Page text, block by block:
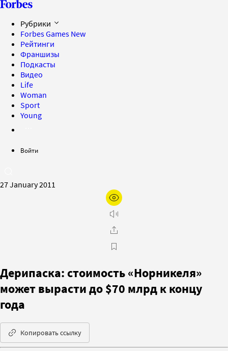
Рубрики
Forbes Games New
Рейтинги
Франшизы
Подкасты
Видео
Life
Woman
Sport
Young
Войти
27 January 2011
Дерипаска: стоимость «Норникеля»
может вырасти до $70 млрд к концу
года
Копировать ссылку